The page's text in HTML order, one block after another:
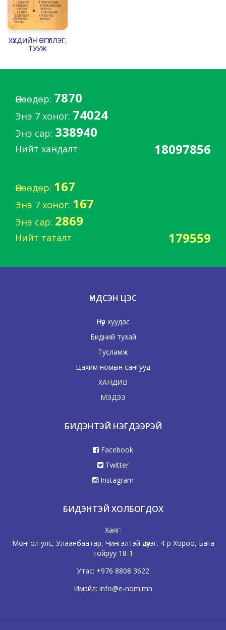
ХҮҮХДИЙН ӨГҮҮЛЛЭГ,
ТУУЖ
Өнөөдөр: 7870
Энэ 7 хоног: 74024
Энэ сар: 338940
Нийт хандалт 18097856
Өнөөдөр: 167
Энэ 7 хоног: 167
Энэ сар: 2869
Нийт таталт 179559
ҮНДСЭН ЦЭС
Нүүр хуудас
Бидний тухай
Тусламж
Цахим номын сангууд
ХАНДИВ
МЭДЭЭ
БИДЭНТЭЙ НЭГДЭЭРЭЙ
Facebook
Twitter
Instagram
БИДЭНТЭЙ ХОЛБОГДОХ
Хаяг:
Монгол улс, Улаанбаатар, Чингэлтэй дүүрэг. 4-р Хороо, Бага
тойруу 18-1
Утас: +976 8808 3622
Имэйл: info@e-nom.mn